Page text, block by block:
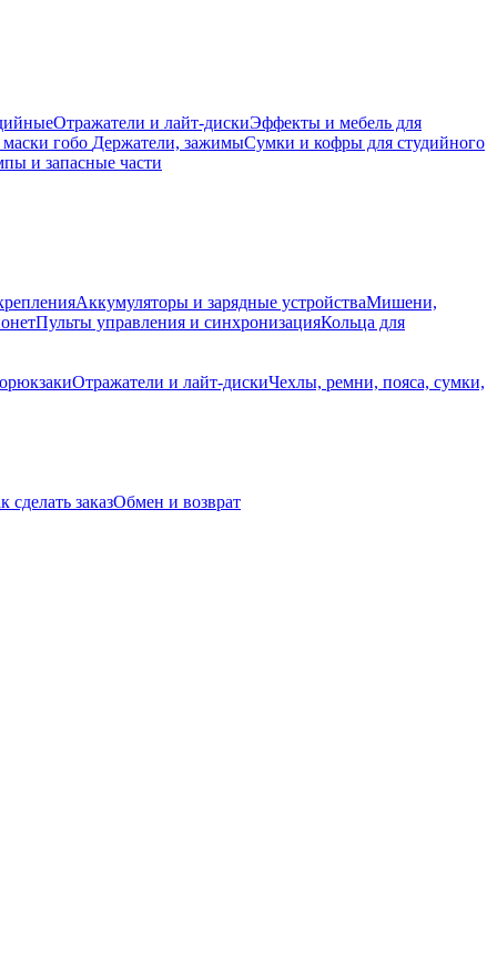
Отражатели и лайт-дискиЭффекты и мебель для
гобо Держатели, зажимыСумки и кофры для студийного
и запасные части
Аккумуляторы и зарядные устройстваМишени,
Пульты управления и синхронизацияКольца для
Отражатели и лайт-дискиЧехлы, ремни, пояса, сумки,
сделать заказОбмен и возврат